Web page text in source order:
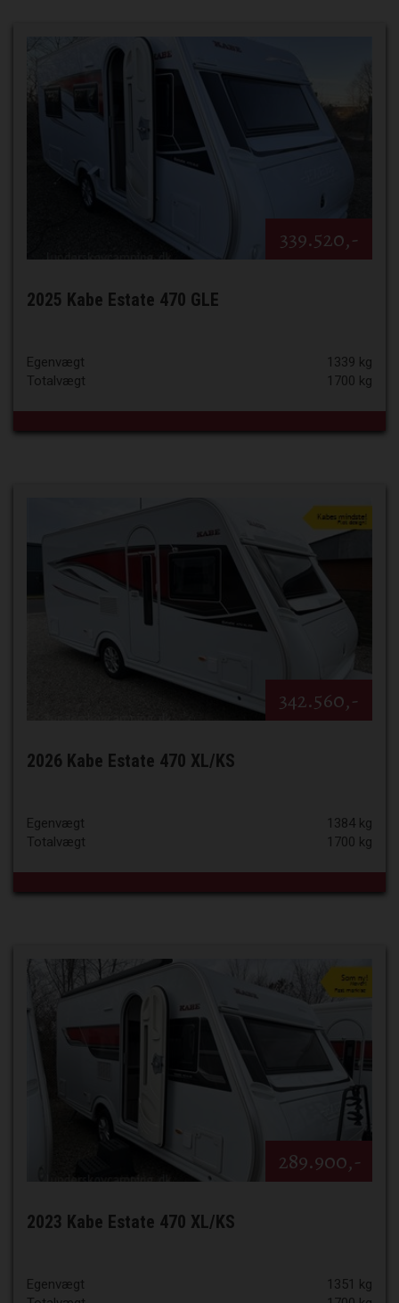
339.520,-
2025 Kabe Estate 470 GLE
Egenvægt
1339 kg
Totalvægt
1700 kg
342.560,-
2026 Kabe Estate 470 XL/KS
Egenvægt
1384 kg
Totalvægt
1700 kg
289.900,-
2023 Kabe Estate 470 XL/KS
Egenvægt
1351 kg